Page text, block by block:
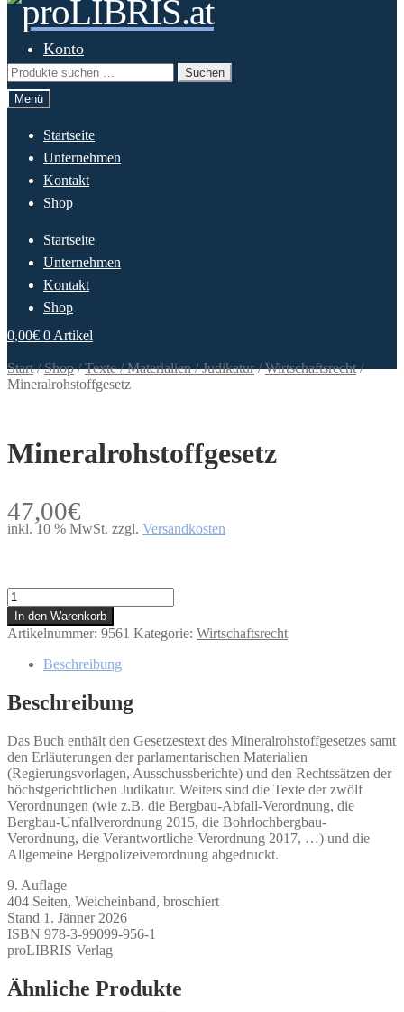
Zur
Navigation
springen
Springe
zum
Inhalt
Konto
Suchen
nach:
Suchen
Menü
Startseite
Unternehmen
Kontakt
Shop
Startseite
Unternehmen
Kontakt
Shop
0,00€ 0 Artikel
Start/Shop/Texte / Materialien / Judikatur/Wirtschaftsrecht/
Mineralrohstoffgesetz
Mineralrohstoffgesetz
47,00€
inkl. 10 % MwSt. zzgl. Versandkosten
Mineralrohstoffgesetz
Menge
In den Warenkorb
Artikelnummer: 9561 Kategorie: Wirtschaftsrecht
Beschreibung
Beschreibung
Das Buch enthält den Gesetzestext des Mineralrohstoffgesetzes samt
den Erläuterungen der parlamentarischen Materialien
(Regierungsvorlagen, Ausschussberichte) und den Rechtssätzen der
höchstgerichtlichen Judikatur. Weiters sind die Texte der zwölf
Verordnungen (wie z.B. die Bergbau-Abfall-Verordnung, die
Bergbau-Unfallverordnung 2015, die Bohrlochbergbau-
Verordnung, die Verantwortliche-Verordnung 2017, …) und die
Allgemeine Bergpolizeiverordnung abgedruckt.
9. Auflage
404 Seiten, Weicheinband, broschiert
Stand 1. Jänner 2026
ISBN 978-3-99099-956-1
proLIBRIS Verlag
Ähnliche Produkte